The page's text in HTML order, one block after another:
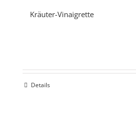
Kräuter-Vinaigrette
Details